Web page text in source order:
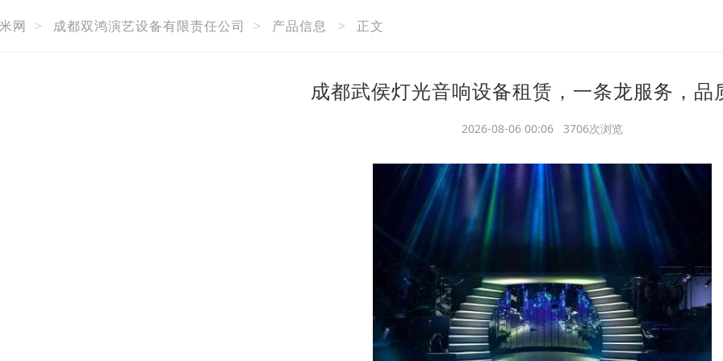
网 > 成都双鸿演艺设备有限责任公司 > 产品信息 > 正文
成都武侯灯光音响设备租赁，一条龙服务，品
2026-08-06 00:06 3706次浏览